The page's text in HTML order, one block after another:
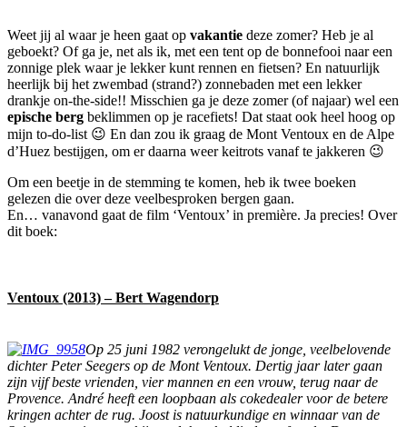
Weet jij al waar je heen gaat op vakantie deze zomer? Heb je al
geboekt? Of ga je, net als ik, met een tent op de bonnefooi naar een
zonnige plek waar je lekker kunt rennen en fietsen? En natuurlijk
heerlijk bij het zwembad (strand?) zonnebaden met een lekker
drankje on-the-side!! Misschien ga je deze zomer (of najaar) wel een
epische berg beklimmen op je racefiets! Dat staat ook heel hoog op
mijn to-do-list 😉 En dan zou ik graag de Mont Ventoux en de Alpe
d’Huez bestijgen, om er daarna weer keitrots vanaf te jakkeren 😉
Om een beetje in de stemming te komen, heb ik twee boeken
gelezen die over deze veelbesproken bergen gaan.
En… vanavond gaat de film ‘Ventoux’ in première. Ja precies! Over
dit boek:
Ventoux (2013) – Bert Wagendorp
Op 25 juni 1982 verongelukt de jonge, veelbelovende
dichter Peter Seegers op de Mont Ventoux. Dertig jaar later gaan
zijn vijf beste vrienden, vier mannen en een vrouw, terug naar de
Provence. André heeft een loopbaan als cokedealer voor de betere
kringen achter de rug. Joost is natuurkundige en winnaar van de